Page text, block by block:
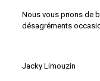
Nous vous prions de
désagréments
Jacky Limouzin